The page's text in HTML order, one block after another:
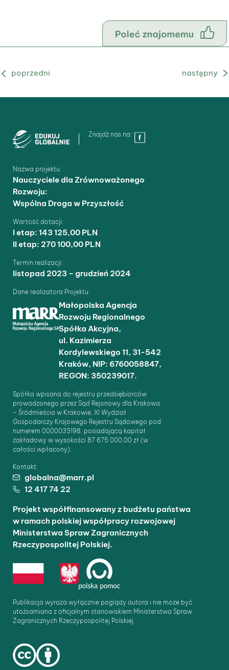
Poprzedni Blog Następny Blog
Znajdź nas na:
Nazwa projektu:
Nauczyciele dla Zrównoważonego
Rozwoju:
Wspólna Droga w Przyszłość
Wartość dotacji:
I etap: 143 125,00 PLN
II etap: 270 100,00 PLN
Termin realizacji:
listopad 2023 – grudzień 2024
Dane realizatora Projektu:
Małopolska Agencja
Rozwoju Regionalnego
Spółka Akcyjna,
ul. Kazimierza
Kordylewskiego 11, 31-542
Kraków, NIP: 6760058847,
REGON: 350239017.
Spółka wpisana do rejestru przedsiębiorców
prowadzonego przez Sąd Rejonowy dla Krakowa
– Śródmieścia w Krakowie, XI Wydział
Gospodarczy Krajowego Rejestru Sądowego pod
numerem 0000033198, posiadającą kapitał
zakładowy w wysokości 87 675 000,00 zł (w
całości wpłacony).
Kontakt:
globalna@marr.pl
12 417 74 22
Projekt współfinansowany z budżetu państwa
w ramach polskiej współpracy rozwojowej
Ministerstwa Spraw Zagranicznych
Rzeczypospolitej Polskiej.
Publikacja wyraża wyłącznie poglądy autora i nie może być
utożsamiana z oficjalnym stanowiskiem Ministerstwa Spraw
Zagranicznych Rzeczypospolitej Polskiej.